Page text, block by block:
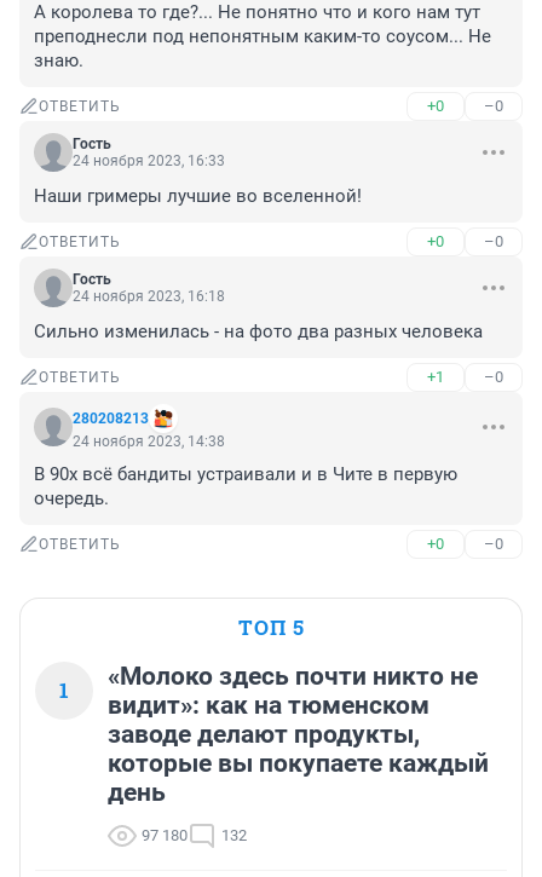
А королева то где?... Не понятно что и кого нам тут
преподнесли под непонятным каким-то соусом... Не
знаю.
ОТВЕТИТЬ +0 –0
Гость
24 ноября 2023, 16:33
Наши гримеры лучшие во вселенной!
ОТВЕТИТЬ +0 –0
Гость
24 ноября 2023, 16:18
Сильно изменилась - на фото два разных человека
ОТВЕТИТЬ +1 –0
280208213
24 ноября 2023, 14:38
В 90х всё бандиты устраивали и в Чите в первую
очередь.
ОТВЕТИТЬ +0 –0
ТОП 5
1
«Молоко здесь почти никто не
видит»: как на тюменском
заводе делают продукты,
которые вы покупаете каждый
день
97 180 132